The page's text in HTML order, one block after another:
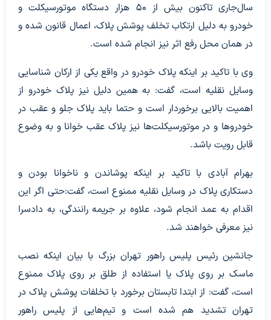
سال‌جاری تاکنون بیش از ۵۰ هزار دستگاه موتورسیکلت و
خودرو به دلیل ارتکاب تخلف پوشش پلاک، اعمال قانون شده و
در همان محل رفع اثر نیز انجام شده است.
وی با تاکید بر اینکه پلاک خودرو در واقع یکی از ارکان شناسایی
وسایل نقلیه است، گفت:‌ به همین دلیل نیز پلاک خودرو از
اهمیت بالایی برخوردار است و حتما باید پلاک جلو و عقب در
خودروها و در موتورسیکلت‌ها نیز پلاک عقب خوانا و به وضوع
قابل رویت باشد.
بهرام آبادی با تاکید بر اینکه پوشاندن و ناخوانا بودن و
دستکاری پلاک در وسایل نقلیه ممنوع است، گفت:‌حتی اگر این
اقدام به عمد انجام شود، علاوه بر جریمه رانندگی، به دادسرا
نیز معرفی خواهند شد.
جانشین رئیس پلیس راهور تهران بزرگ با بیان اینکه نصب
ماسک بر روی پلاک یا استفاده از طلق بر روی پلاک ممنوع
است، گفت: از ابتدا تابستان برخورد با تخلفات پوشش پلاک در
تهران تشدید هم شده است و تیم‌هایی از پلیس راهور